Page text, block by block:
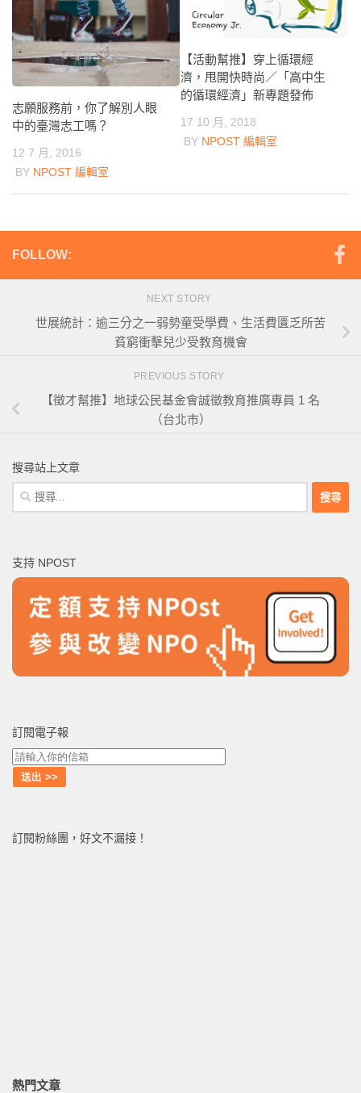
志願服務前，你了解別人眼
中的臺灣志工嗎？
12 7 月, 2016
BY NPOST 編輯室
【活動幫推】穿上循環經
濟，甩開快時尚／「高中生
的循環經濟」新專題發佈
17 10 月, 2018
BY NPOST 編輯室
FOLLOW:
NEXT STORY
世展統計：逾三分之一弱勢童受學費、生活費匱乏所苦
貧窮衝擊兒少受教育機會
PREVIOUS STORY
【徵才幫推】地球公民基金會誠徵教育推廣專員 1 名
（台北市）
搜尋站上文章
搜
尋
字:
支持 NPOST
訂閱電子報
訂閱粉絲團，好文不漏接！
熱門文章